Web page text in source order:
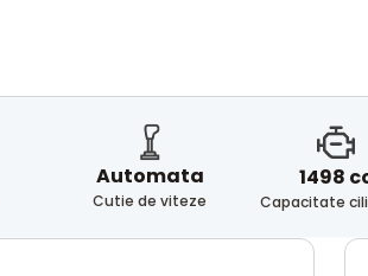
Automata
Cutie de viteze
1498
Capacitate